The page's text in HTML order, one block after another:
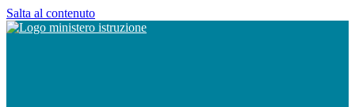
Salta al contenuto